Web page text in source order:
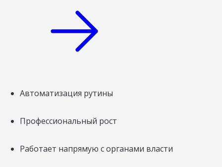
Автоматизация рутины
Профессиональный рост
Работает напрямую с органами власти